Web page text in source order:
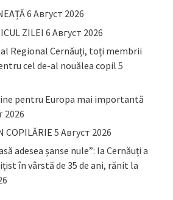
6 Август 2026
ZILEI 6 Август 2026
Regional Cernăuți, toți membrii
cel de-al nouălea copil 5
pentru Europa mai importantă
2026
COPILĂRIE 5 Август 2026
adesea șanse nule”: la Cernăuți a
în vârstă de 35 de ani, rănit la